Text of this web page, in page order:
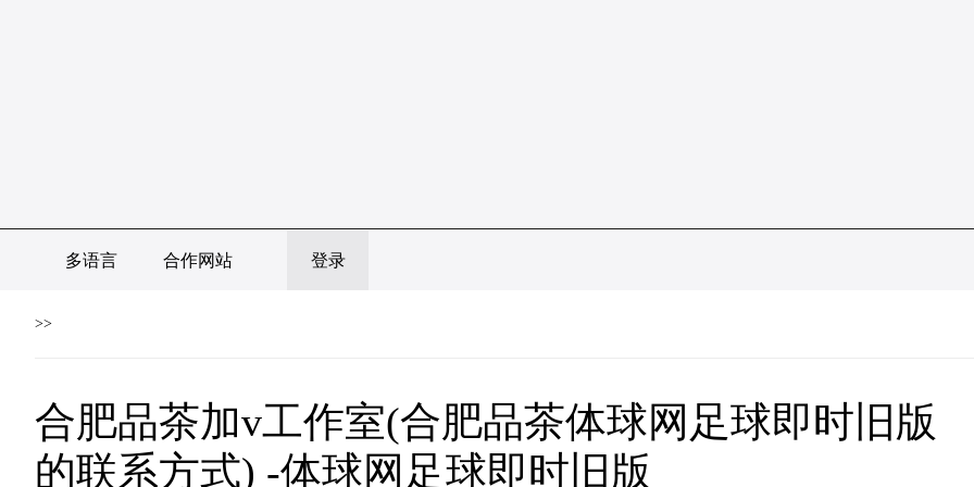
多语言 合作网站 登录
>>
合肥品茶加v工作室(合肥品茶体球网足球即时旧版
的联系方式) -体球网足球即时旧版